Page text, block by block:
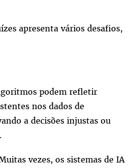
apresenta vários desafios,
podem refletir
nos dados de
a decisões injustas ou
vezes, os sistemas de IA